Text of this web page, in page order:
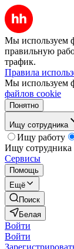
Мы используем
правильную
трафик.
Правила
Мы используем
файлов cookie
Понятно
Ищу сотрудника
Ищу работу
Ищу сотрудника
Сервисы
Помощь
Ещё
Поиск
Белая
Войти
Войти